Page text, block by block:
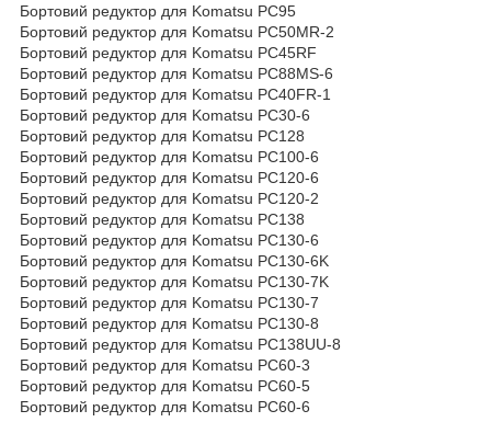
Бортовий редуктор для Komatsu PC95
Бортовий редуктор для Komatsu PC50MR-2
Бортовий редуктор для Komatsu PC45RF
Бортовий редуктор для Komatsu PC88MS-6
Бортовий редуктор для Komatsu PC40FR-1
Бортовий редуктор для Komatsu PC30-6
Бортовий редуктор для Komatsu PC128
Бортовий редуктор для Komatsu PC100-6
Бортовий редуктор для Komatsu PC120-6
Бортовий редуктор для Komatsu PC120-2
Бортовий редуктор для Komatsu PC138
Бортовий редуктор для Komatsu PC130-6
Бортовий редуктор для Komatsu PC130-6K
Бортовий редуктор для Komatsu PC130-7K
Бортовий редуктор для Komatsu PC130-7
Бортовий редуктор для Komatsu PC130-8
Бортовий редуктор для Komatsu PC138UU-8
Бортовий редуктор для Komatsu PC60-3
Бортовий редуктор для Komatsu PC60-5
Бортовий редуктор для Komatsu PC60-6